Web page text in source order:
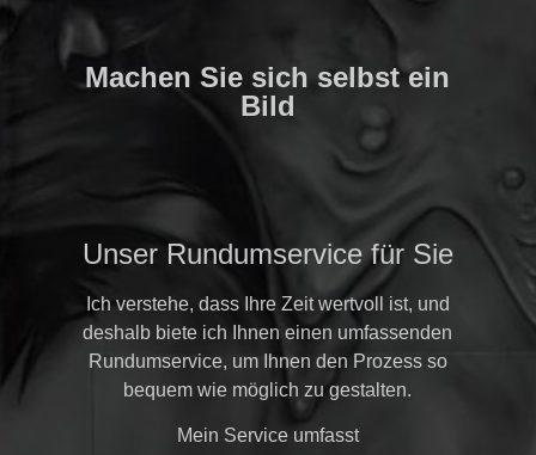
Machen Sie sich selbst ein
Bild
Unser Rundumservice für Sie
Ich verstehe, dass Ihre Zeit wertvoll ist, und
deshalb biete ich Ihnen einen umfassenden
Rundumservice, um Ihnen den Prozess so
bequem wie möglich zu gestalten.
Mein Service umfasst